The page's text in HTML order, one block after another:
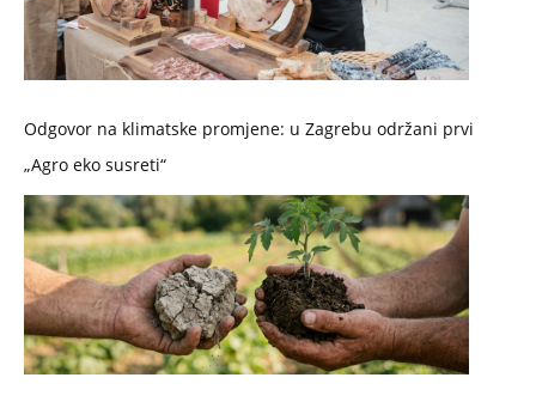
Odgovor na klimatske promjene: u Zagrebu održani prvi
„Agro eko susreti“